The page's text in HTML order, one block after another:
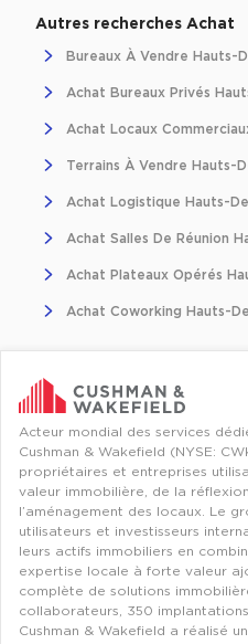
Entrepôts et Locaux
chargement
Entrepôts et Locaux
Achat de plateformes
Achat de plateformes
Achat de plateformes
Achat de plateformes
Achat de plateformes
Collections de Logistique
Autres recherches Achat
Bureaux À Vendre Hauts-
Achat Bureaux Privés
Achat Locaux
Terrains À Vendre Hauts-
Achat Logistique Hauts-
Achat Salles De Réunion
Achat Plateaux Opérés
Achat Coworking Hauts-
Acteur mondial des services
Cushman & Wakefield (NYSE:
propriétaires et entreprises
valeur immobilière, de la
l’aménagement des locaux. Le
utilisateurs et investisseurs
leurs actifs immobiliers en
expertise locale à forte valeur
complète de solutions
collaborateurs, 350
Cushman & Wakefield a réalisé